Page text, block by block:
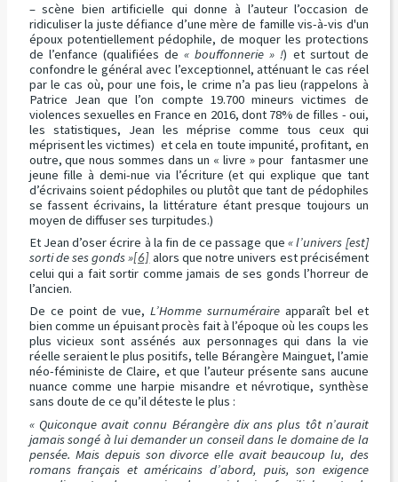
– scène bien artificielle qui donne à l’auteur l’occasion de
ridiculiser la juste défiance d’une mère de famille vis-à-vis d'un
époux potentiellement pédophile, de moquer les protections
de l’enfance (qualifiées de « bouffonnerie » !) et surtout de
confondre le général avec l’exceptionnel, atténuant le cas réel
par le cas où, pour une fois, le crime n’a pas lieu (rappelons à
Patrice Jean que l’on compte 19.700 mineurs victimes de
violences sexuelles en France en 2016, dont 78% de filles - oui,
les statistiques, Jean les méprise comme tous ceux qui
méprisent les victimes) et cela en toute impunité, profitant, en
outre, que nous sommes dans un « livre » pour fantasmer une
jeune fille à demi-nue via l’écriture (et qui explique que tant
d’écrivains soient pédophiles ou plutôt que tant de pédophiles
se fassent écrivains, la littérature étant presque toujours un
moyen de diffuser ses turpitudes.)
Et Jean d’oser écrire à la fin de ce passage que« l’univers [est]
sorti de ses gonds »[6] alors que notre univers est précisément
celui qui a fait sortir comme jamais de ses gonds l’horreur de
l’ancien.
De ce point de vue, L’Homme surnuméraire apparaît bel et
bien comme un épuisant procès fait à l’époque où les coups les
plus vicieux sont assénés aux personnages qui dans la vie
réelle seraient le plus positifs, telle Bérangère Mainguet, l’amie
néo-féministe de Claire, et que l’auteur présente sans aucune
nuance comme une harpie misandre et névrotique, synthèse
sans doute de ce qu’il déteste le plus :
« Quiconque avait connu Bérangère dix ans plus tôt n’aurait
jamais songé à lui demander un conseil dans le domaine de la
pensée. Mais depuis son divorce elle avait beaucoup lu, des
romans français et américains d’abord, puis, son exigence